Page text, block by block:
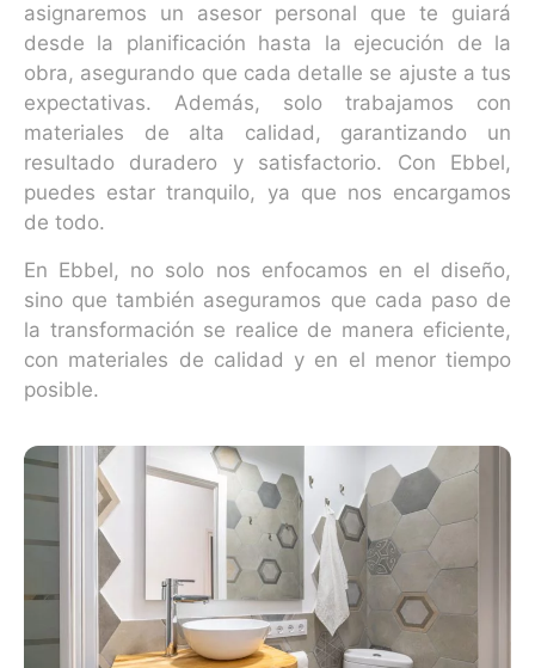
asignaremos un asesor personal que te guiará
desde la planificación hasta la ejecución de la
obra, asegurando que cada detalle se ajuste a tus
expectativas. Además, solo trabajamos con
materiales de alta calidad, garantizando un
resultado duradero y satisfactorio. Con Ebbel,
puedes estar tranquilo, ya que nos encargamos
de todo.
En Ebbel, no solo nos enfocamos en el diseño,
sino que también aseguramos que cada paso de
la transformación se realice de manera eficiente,
con materiales de calidad y en el menor tiempo
posible.